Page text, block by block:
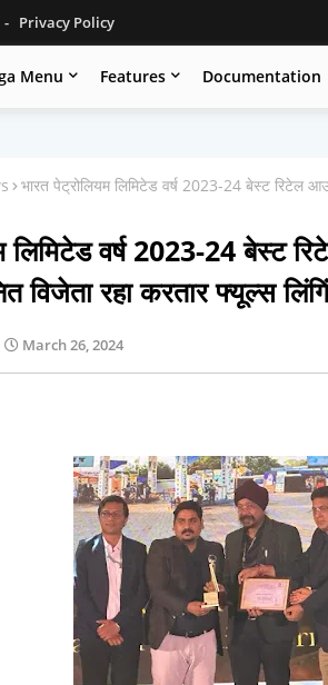
Privacy Policy
Menu Features Documentation
भारत पेट्रोलियम लिमिटेड वर्ष 2023-24 बेस्ट रिटेल
लिमिटेड वर्ष 2023-24 बेस्ट
विजेता रहा करतार फ्यूल्स
March 26, 2024